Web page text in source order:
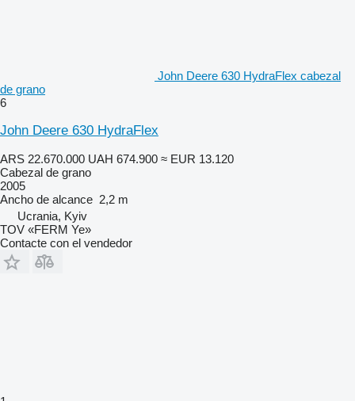
John Deere 630 HydraFlex cabezal
de grano
6
John Deere 630 HydraFlex
ARS 22.670.000 UAH 674.900 ≈ EUR 13.120
Cabezal de grano
2005
Ancho de alcance 2,2 m
Ucrania, Kyiv
TOV «FERM Ye»
Contacte con el vendedor